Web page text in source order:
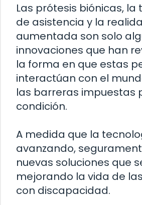
Las prótesis biónicas, la
de asistencia y la
aumentada son solo
innovaciones que han
la forma en que estas
interactúan con el
las barreras impuestas
condición.
A medida que la
avanzando,
nuevas soluciones que
mejorando la vida de
con discapacidad.